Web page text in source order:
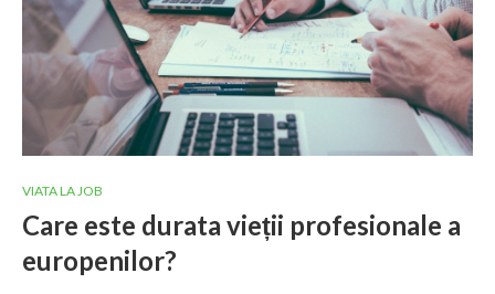
VIATA LA JOB
Care este durata vieții profesionale a
europenilor?